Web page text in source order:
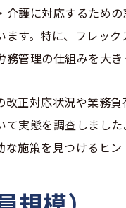
護に対応するため
す。特に、フレッ
管理の仕組みを大き
正対応状況や業務
実態を調査しまし
施策を見つけるヒン